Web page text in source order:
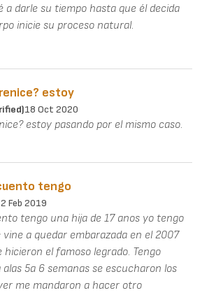
a darle su tiempo hasta que él decida
inicie su proceso natural.
estoy
18 Oct 2020
estoy pasando por el mismo caso.
tengo
2 Feb 2019
tengo una hija de 17 anos yo tengo
a quedar embarazada en el 2007
el famoso legrado. Tengo
5a 6 semanas se escucharon los
me mandaron a hacer otro